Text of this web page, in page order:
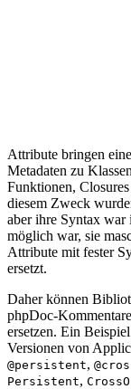
Attribute bringen
Metadaten zu
Funktionen,
diesem Zweck
aber ihre Syntax war
möglich war, sie
Attribute mit fester
ersetzt.
Daher können
phpDoc-
ersetzen. Ein
Versionen von
@persistent,
Persistent,